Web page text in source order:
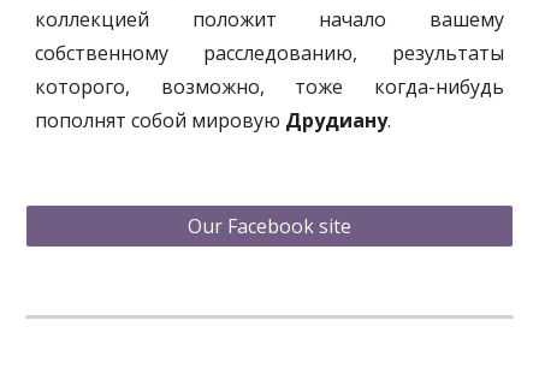
коллекцией положит начало вашему
собственному расследованию, результаты
которого, возможно, тоже когда-нибудь
пополнят собой мировую Друдиану.
Our Facebook site